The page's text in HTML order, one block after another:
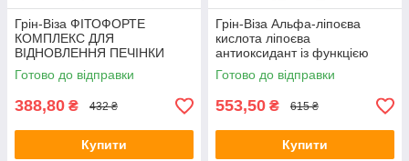
Грін-Віза ФІТОФОРТЕ
КОМПЛЕКС ДЛЯ
ВІДНОВЛЕННЯ ПЕЧІНКИ
90капс
Готово до відправки
388,80 ₴ 432 ₴
Купити
Грін-Віза Альфа-ліпоєва
кислота ліпоєва
антиоксидант із функцією
корекції ваги 90капс
Готово до відправки
553,50 ₴ 615 ₴
Купити